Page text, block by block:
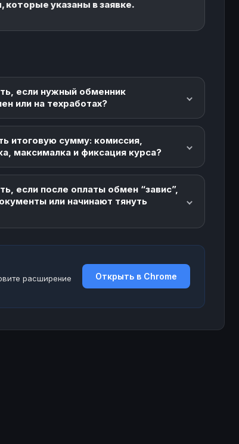
которые указаны в заявке.
если нужный обменник
или на техработах?
итоговую сумму: комиссия,
максималка и фиксация курса?
если после оплаты обмен “завис”,
или начинают тянуть
расширение
Открыть в Chrome